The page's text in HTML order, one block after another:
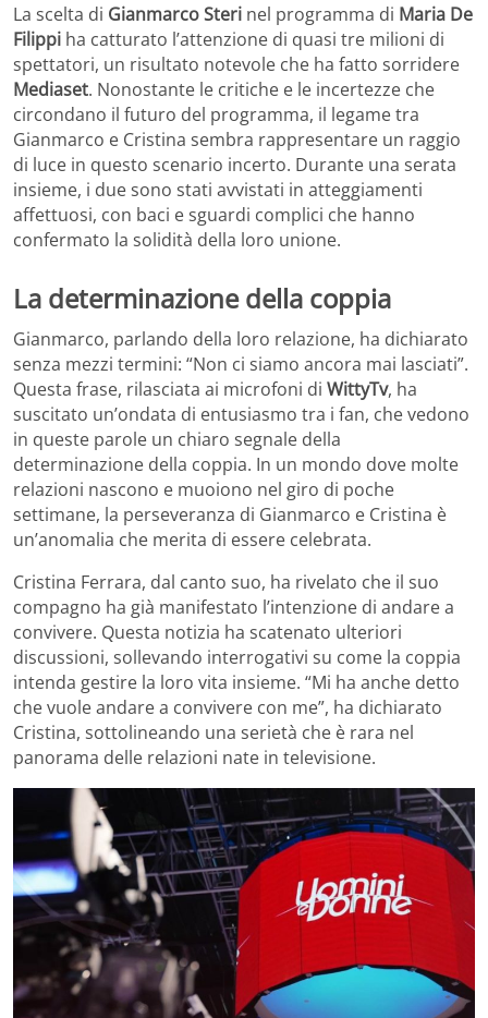
La scelta di Gianmarco Steri nel programma di Maria De
Filippi ha catturato l’attenzione di quasi tre milioni di
spettatori, un risultato notevole che ha fatto sorridere
Mediaset. Nonostante le critiche e le incertezze che
circondano il futuro del programma, il legame tra
Gianmarco e Cristina sembra rappresentare un raggio
di luce in questo scenario incerto. Durante una serata
insieme, i due sono stati avvistati in atteggiamenti
affettuosi, con baci e sguardi complici che hanno
confermato la solidità della loro unione.
La determinazione della coppia
Gianmarco, parlando della loro relazione, ha dichiarato
senza mezzi termini: “Non ci siamo ancora mai lasciati”.
Questa frase, rilasciata ai microfoni di WittyTv, ha
suscitato un’ondata di entusiasmo tra i fan, che vedono
in queste parole un chiaro segnale della
determinazione della coppia. In un mondo dove molte
relazioni nascono e muoiono nel giro di poche
settimane, la perseveranza di Gianmarco e Cristina è
un’anomalia che merita di essere celebrata.
Cristina Ferrara, dal canto suo, ha rivelato che il suo
compagno ha già manifestato l’intenzione di andare a
convivere. Questa notizia ha scatenato ulteriori
discussioni, sollevando interrogativi su come la coppia
intenda gestire la loro vita insieme. “Mi ha anche detto
che vuole andare a convivere con me”, ha dichiarato
Cristina, sottolineando una serietà che è rara nel
panorama delle relazioni nate in televisione.